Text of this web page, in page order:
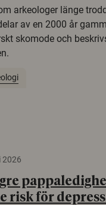
arkeologer länge
av en 2000 år
skomode och
2026
risk för